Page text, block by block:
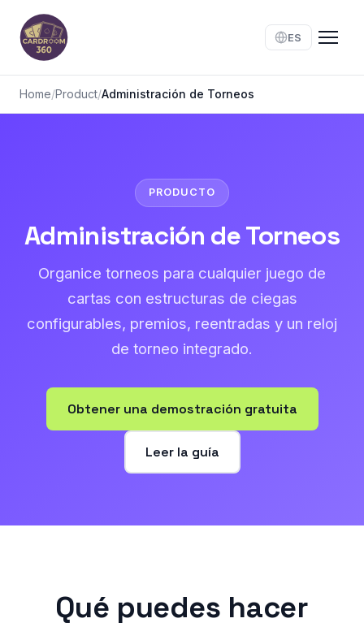
ES
Home/Product/Administración de Torneos
PRODUCTO
Administración de Torneos
Organice torneos para cualquier juego de
cartas con estructuras de ciegas
configurables, premios, reentradas y un reloj
de torneo integrado.
Obtener una demostración gratuita
Leer la guía
Qué puedes hacer